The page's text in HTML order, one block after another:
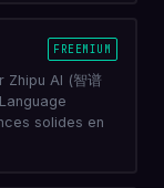
FREEMIUM
AI (智谱
solides en